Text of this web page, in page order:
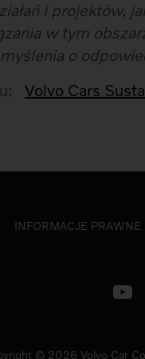
i projektów,
w tym
o
tu:Volvo Cars
INFORMACJE PRAWNE
© 2026 Volvo Car